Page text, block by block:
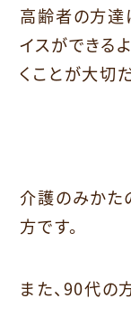
高齢者の方達
イスができる
くことが大切
介護のみかた
方です。
また、90代の